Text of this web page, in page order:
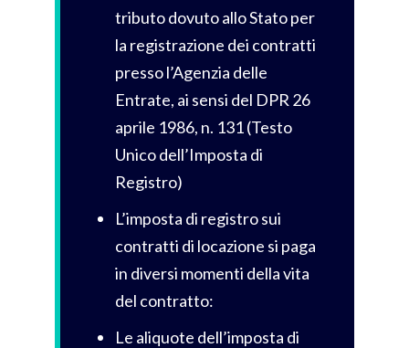
tributo dovuto allo Stato per
la registrazione dei contratti
presso l’Agenzia delle
Entrate, ai sensi del DPR 26
aprile 1986, n. 131 (Testo
Unico dell’Imposta di
Registro)
L’imposta di registro sui
contratti di locazione si paga
in diversi momenti della vita
del contratto:
Le aliquote dell’imposta di